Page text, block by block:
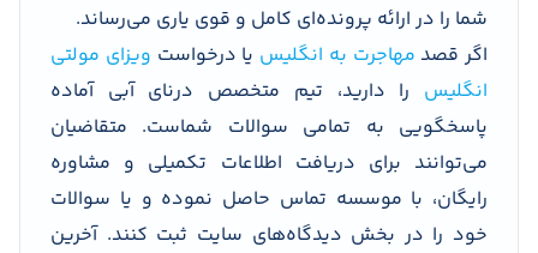
شما را در ارائه پرونده‌ای کامل و قوی یاری می‌رساند.
اگر قصد مهاجرت به انگلیس یا درخواست ویزای مولتی
انگلیس را دارید، تیم متخصص درنای آبی آماده
پاسخگویی به تمامی سوالات شماست. متقاضیان
می‌توانند برای دریافت اطلاعات تکمیلی و مشاوره
رایگان، با موسسه تماس حاصل نموده و یا سوالات
خود را در بخش دیدگاه‌های سایت ثبت کنند. آخرین